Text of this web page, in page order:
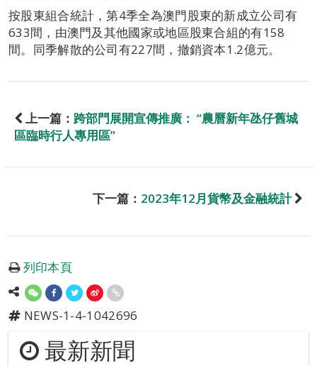
按股東組合統計，第4季全為澳門股東的新成立公司有
633間，由澳門及其他國家或地區股東合組的有158
間。同季解散的公司有227間，撤銷資本1.2億元。
上一篇： 跨部門展開宣傳推廣： “農曆新年氹仔舊城
區臨時行人專用區”
下一篇： 2023年12月貨幣及金融統計
列印本頁
NEWS-1-4-1042696
最新新聞